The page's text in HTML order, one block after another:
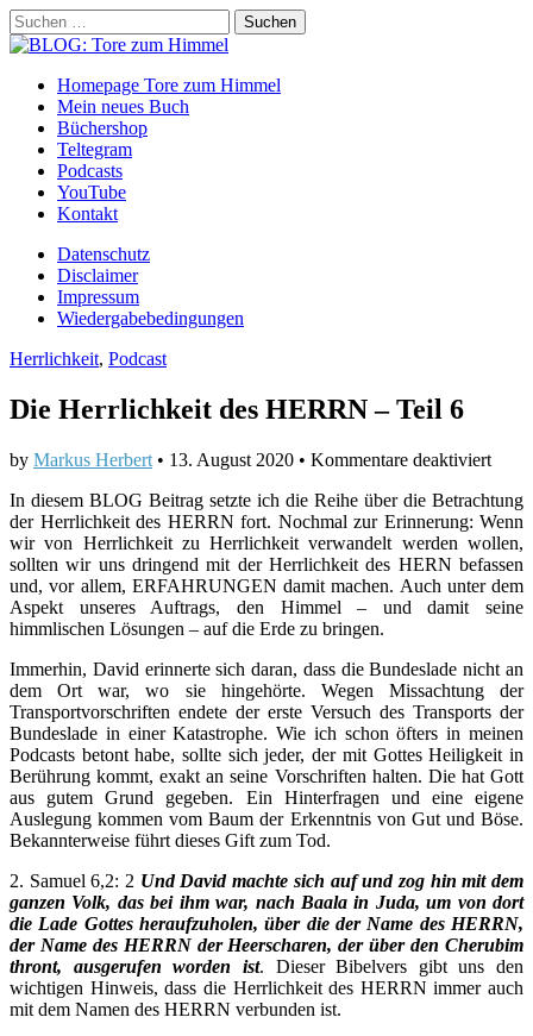
Suchen
nach:
Main
menu
Skip
content
Homepage Tore zum Himmel
Mein neues Buch
Büchershop
Teltegram
Podcasts
YouTube
Kontakt
Sub
menu
Datenschutz
Disclaimer
Impressum
Wiedergabebedingungen
Herrlichkeit, Podcast
Die Herrlichkeit des HERRN – Teil 6
by Markus Herbert • 13. August 2020 • Kommentare deaktiviertfür
des
–
Teil
6
In diesem BLOG Beitrag setzte ich die Reihe über die Betrachtung
der Herrlichkeit des HERRN fort. Nochmal zur Erinnerung: Wenn
wir von Herrlichkeit zu Herrlichkeit verwandelt werden wollen,
sollten wir uns dringend mit der Herrlichkeit des HERN befassen
und, vor allem, ERFAHRUNGEN damit machen. Auch unter dem
Aspekt unseres Auftrags, den Himmel – und damit seine
himmlischen Lösungen – auf die Erde zu bringen.
Immerhin, David erinnerte sich daran, dass die Bundeslade nicht an
dem Ort war, wo sie hingehörte. Wegen Missachtung der
Transportvorschriften endete der erste Versuch des Transports der
Bundeslade in einer Katastrophe. Wie ich schon öfters in meinen
Podcasts betont habe, sollte sich jeder, der mit Gottes Heiligkeit in
Berührung kommt, exakt an seine Vorschriften halten. Die hat Gott
aus gutem Grund gegeben. Ein Hinterfragen und eine eigene
Auslegung kommen vom Baum der Erkenntnis von Gut und Böse.
Bekannterweise führt dieses Gift zum Tod.
2. Samuel 6,2: 2 Und David machte sich auf und zog hin mit dem
ganzen Volk, das bei ihm war, nach Baala in Juda, um von dort
die Lade Gottes heraufzuholen, über die der Name des HERRN,
der Name des HERRN der Heerscharen, der über den Cherubim
thront, ausgerufen worden ist. Dieser Bibelvers gibt uns den
wichtigen Hinweis, dass die Herrlichkeit des HERRN immer auch
mit dem Namen des HERRN verbunden ist.